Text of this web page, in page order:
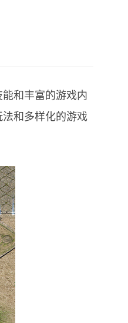
和丰富的游戏内
和多样化的游戏